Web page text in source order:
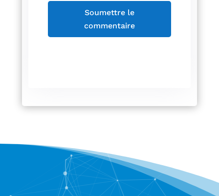
Soumettre le
commentaire